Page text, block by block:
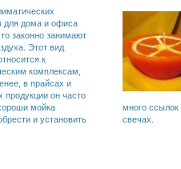
для дома и офиса
законно занимают
Этот вид
к
комплексам,
в прайсах и
продукции он часто
мойка
и установить
много ссылок
свечах.